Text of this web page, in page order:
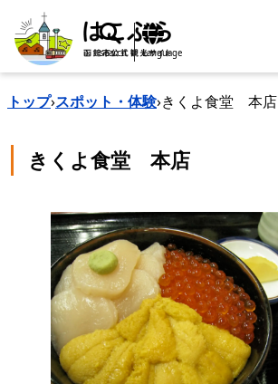
search Language
トップ›スポット・体験›きくよ食堂 本店
きくよ食堂 本店